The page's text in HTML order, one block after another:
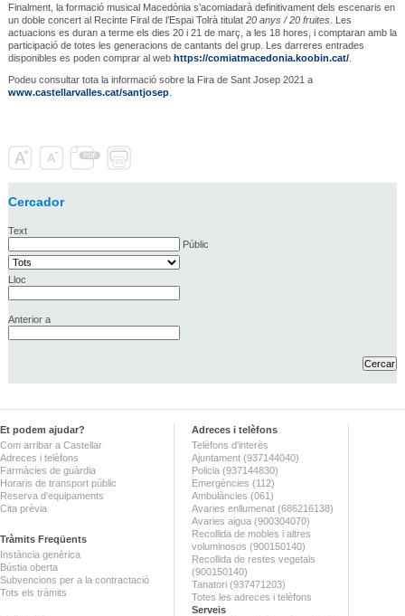
Finalment, la formació musical Macedònia s’acomiadarà definitivament dels escenaris en
un doble concert al Recinte Firal de l’Espai Tolrà titulat 20 anys / 20 fruites. Les
actuacions es duran a terme els dies 20 i 21 de març, a les 18 hores, i comptaran amb la
participació de totes les generacions de cantants del grup. Les darreres entrades
disponibles es poden comprar al web https://comiatmacedonia.koobin.cat/.
Podeu consultar tota la informació sobre la Fira de Sant Josep 2021 a
www.castellarvalles.cat/santjosep.
Cercador
Text
Públic
Lloc
Anterior a
Et podem ajudar?
Com arribar a Castellar
Adreces i telèfons
Farmàcies de guàrdia
Horaris de transport públic
Reserva d'equipaments
Cita prèvia
Tràmits Freqüents
Instància genèrica
Bústia oberta
Subvencions per a la contractació
Tots els tràmits
Adreces i telèfons
Telèfons d'interès
Ajuntament (937144040)
Policia (937144830)
Emergències (112)
Ambulàncies (061)
Avaries enllumenat (686216138)
Avaries aigua (900304070)
Recollida de mobles i altres
voluminosos (900150140)
Recollida de restes vegetals
(900150140)
Tanatori (937471203)
Totes les adreces i telèfons
Serveis